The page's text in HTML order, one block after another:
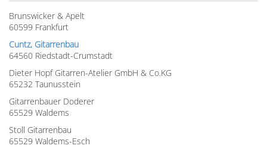
Brunswicker & Apelt
60599 Frankfurt
Cuntz, Gitarrenbau
64560 Riedstadt-Crumstadt
Dieter Hopf Gitarren-Atelier GmbH & Co.KG
65232 Taunusstein
Gitarrenbauer Doderer
65529 Waldems
Stoll Gitarrenbau
65529 Waldems-Esch